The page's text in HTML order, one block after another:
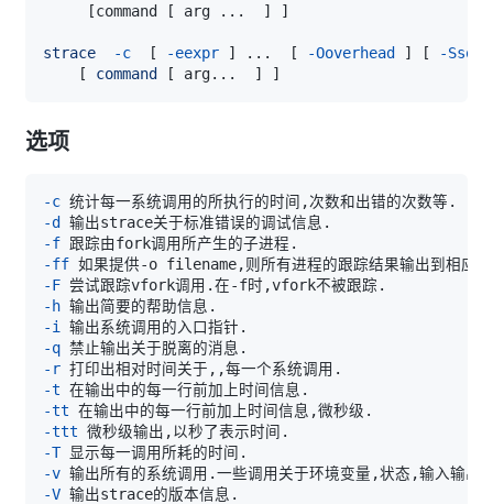
[command [ arg .. . ] ]
strace -c [ -eexpr ] .. . [ -Ooverhead ] [
-
[
command [ arg.. . ] ]
选项
-c
-d
-f
-ff
-F
-h
-i
-q
-r
-t
-tt
-ttt
-T
-v
-V